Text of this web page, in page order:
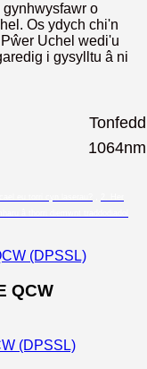
o
Os ydych chi'n
Uchel wedi'u
i gysylltu â ni
Tonfedd
1064nm
QCW